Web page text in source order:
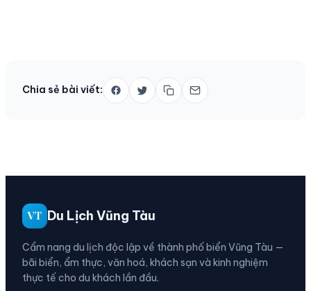
Chia sẻ bài viết:
VT Du Lịch Vũng Tàu
Cẩm nang du lịch độc lập về thành phố biển Vũng Tàu —
bãi biển, ẩm thực, văn hoá, khách sạn và kinh nghiệm
thực tế cho du khách lần đầu.